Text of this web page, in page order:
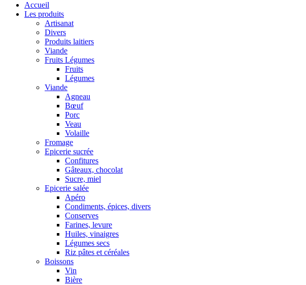
Accueil
Les produits
Artisanat
Divers
Produits laitiers
Viande
Fruits Légumes
Fruits
Légumes
Viande
Agneau
Bœuf
Porc
Veau
Volaille
Fromage
Epicerie sucrée
Confitures
Gâteaux, chocolat
Sucre, miel
Epicerie salée
Apéro
Condiments, épices, divers
Conserves
Farines, levure
Huiles, vinaigres
Légumes secs
Riz pâtes et céréales
Boissons
Vin
Bière